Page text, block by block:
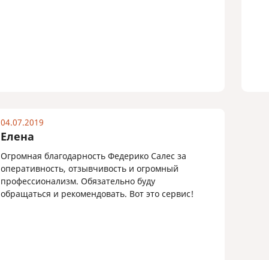
04.07.2019
Елена
Огромная благодарность Федерико Салес за
оперативность, отзывчивость и огромный
профессионализм. Обязательно буду
обращаться и рекомендовать. Вот это сервис!